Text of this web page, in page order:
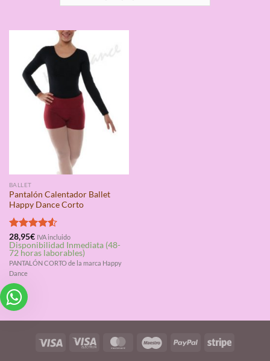
BALLET
Pantalón Calentador Ballet
Happy Dance Corto
Valorado
con4.50
de 5
28,95€ IVA incluido
Disponibilidad Inmediata (48-
72 horas laborables)
PANTALÓN CORTO de la marca Happy
Dance